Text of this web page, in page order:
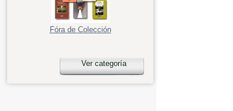
Fóra de Colección
Ver categoría